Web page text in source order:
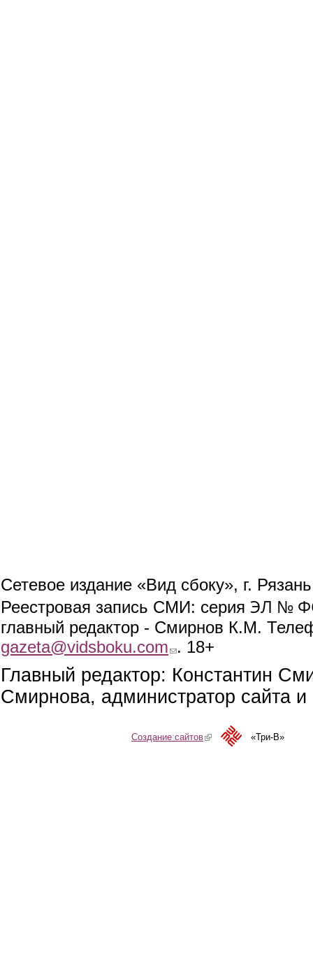
Сетевое издание «Вид сбоку», г.
Реестровая запись СМИ: серия ЭЛ №
главный редактор - Смирнов К.М.
gazeta@vidsboku.com (link sends e-mail)
. 18+
Главный редактор: Константин
Смирнова, администратор сайта
Создание сайтов(link is external)«Три-В»